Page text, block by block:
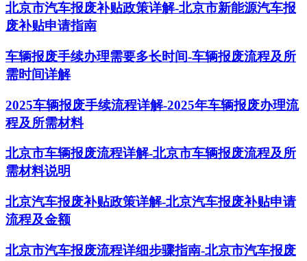
北京市汽车报废补贴政策详解-北京市新能源汽车报
废补贴申请指南
车辆报废手续办理需要多长时间-车辆报废流程及所
需时间详解
2025车辆报废手续流程详解-2025年车辆报废办理流
程及所需材料
北京市车辆报废流程详解-北京市车辆报废流程及所
需材料说明
北京汽车报废补贴政策详解-北京汽车报废补贴申请
流程及金额
北京市汽车报废流程详细步骤指南-北京市汽车报废